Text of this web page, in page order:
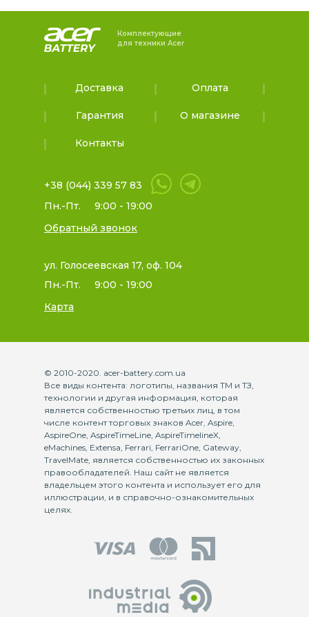
Комплектующие
для техники Acer
Доставка Оплата
Гарантия О магазине
Контакты
+38 (044) 339 57 83
Пн.-Пт.
9:00 - 19:00
Обратный звонок
ул. Голосеевская 17, оф. 104
Пн.-Пт.
9:00 - 19:00
Карта
© 2010-2020. acer-battery.com.ua
Все виды контента: логотипы, названия ТМ и ТЗ,
технологии и другая информация, которая
является собственностью третьих лиц, в том
числе контент торговых знаков Acer, Aspire,
AspireOne, AspireTimeLine, AspireTimelineX,
eMachines, Extensa, Ferrari, FerrariOne, Gateway,
TravelMate, является собственностью их законных
правообладателей. Наш сайт не является
владельцем этого контента и использует его для
иллюстрации, и в справочно-ознакомительных
целях.